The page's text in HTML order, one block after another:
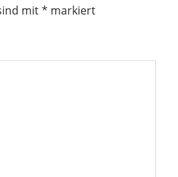
mit* markiert